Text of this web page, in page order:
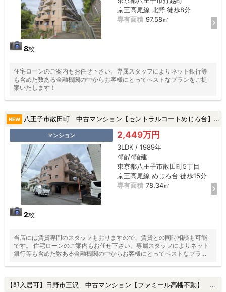
8枚
京王高尾線 北野 徒歩8分
専有面積 97.58㎡
住宅ローンのご案内もお任せ下さい。専属スタッフによりネット銀行等
も含めた数ある金融機関の中からお客様にとってベストなプランをご提
案いたします！
NEW 八王子市散田町 中古マンション【セントラルコートめじろ台】★めじろ台駅・新規リフォーム・三方角部屋★|八王子市散田町5丁目の中古マンション
マンション
2枚
2,449万円
3LDK / 1989年
4階/4階建
東京都八王子市散田町5丁目
京王高尾線 めじろ台 徒歩15分
専有面積 78.34㎡
当店には賃貸専門のスタッフもおりますので、賃貸との同時相談も可能
です。 住宅ローンのご案内もお任せ下さい。専属スタッフによりネット
銀行等も含めた数ある金融機関の中からお客様にとってベストなプラン
【即入居可】日野市三沢 中古マンション【ファミール高幡不動】 ★高幡不動駅・新規リフォーム・ペット飼育可★|日野市三沢の中古マンション